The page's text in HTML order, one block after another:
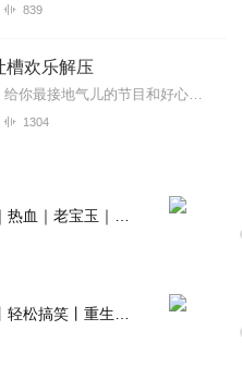
德！
！！！！！！！！！！！！！
趣，力推
839
槽欢乐解压
活泼搞笑的东北大妞，给你最接地气儿的节目和好心情！不管是最新的糗事段子，还是热辣的时事点评，紧跟最IN的娱乐圈八卦，调侃生活和社会的不平这里是《非常溜佳期》，一...
1304